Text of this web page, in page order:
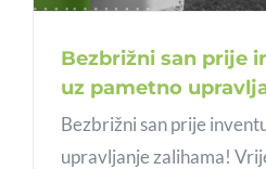
Bezbrižni san prije
uz pametno
Bezbrižni san prije
upravljanje zalihama!